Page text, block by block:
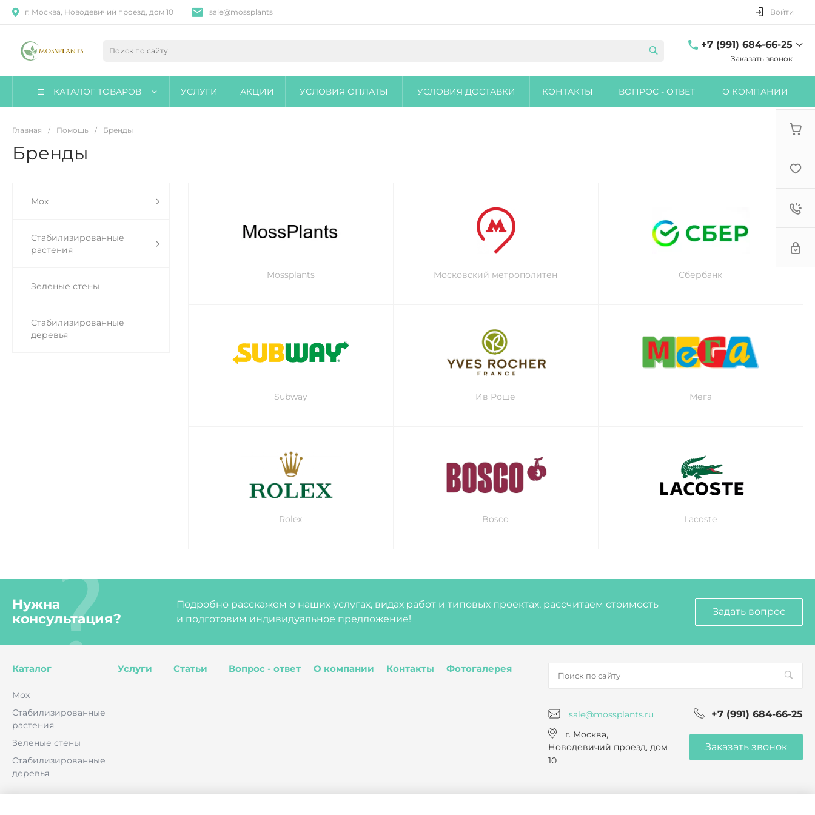
г. Москва, Новодевичий проезд, дом 10 sale@mossplants.ru Войти
+7 (991) 684-66-25
г. Москва, Новодевичий
Заказать звонок
КАТАЛОГ ТОВАРОВ УСЛУГИ АКЦИИ УСЛОВИЯ ОПЛАТЫ УСЛОВИЯ ДОСТАВКИ КОНТАКТЫ ВОПРОС - ОТВЕТ О КОМПАНИИ
Главная / Помощь / Бренды
Бренды
Мох
Стабилизированные
растения
Зеленые стены
Стабилизированные
деревья
Mossplants Московский метрополитен Сбербанк
Subway Ив Роше Мега
Rolex Bosco Lacoste
Нужна
консультация?
Подробно расскажем о наших услугах, видах работ и типовых проектах, рассчитаем стоимость
и подготовим индивидуальное предложение!
Задать вопрос
Каталог
Мох
Стабилизированные
растения
Зеленые стены
Стабилизированные
деревья
Услуги Статьи Вопрос - ответ О компании Контакты Фотогалерея
sale@mossplants.ru +7 (991) 684-66-25
г. Москва,
Новодевичий проезд, дом
10
Заказать звонок